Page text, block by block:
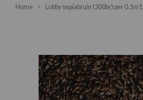
Home Lobby sepiabruin (200br) per 0.1m1